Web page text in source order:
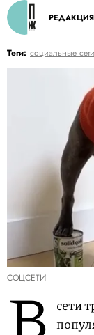
Теги: социальные сети
СОЦСЕТИ
В
сети